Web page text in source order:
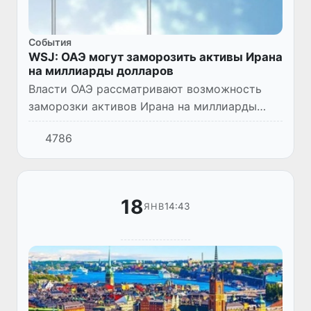
Cобытия
WSJ: ОАЭ могут заморозить активы Ирана
на миллиарды долларов
Власти ОАЭ рассматривают возможность
заморозки активов Ирана на миллиарды
долларов, которые хранятся на территории
Эмиратов.
4786
18ЯНВ14:43